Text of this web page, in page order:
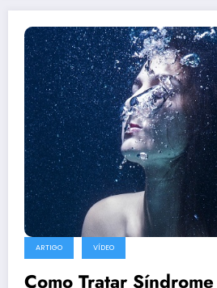
ARTIGO VÍDEO
Como Tratar